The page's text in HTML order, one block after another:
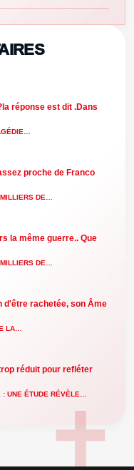
réponse est dit .Dans
proche de Franco
DE…
la même guerre.. Que
DE…
d'être rachetée, son Âme
LA…
réduit pour refléter
UNE ÉTUDE RÉVÈLE…